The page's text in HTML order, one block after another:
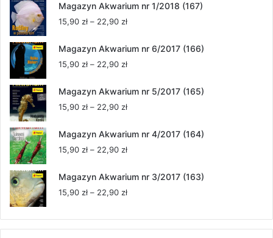
Magazyn Akwarium nr 1/2018 (167)
15,90 zł – 22,90 złZakres
od
Magazyn Akwarium nr 6/2017 (166)
15,90 zł – 22,90 złZakres
od
Magazyn Akwarium nr 5/2017 (165)
15,90 zł – 22,90 złZakres
od
Magazyn Akwarium nr 4/2017 (164)
15,90 zł – 22,90 złZakres
od
Magazyn Akwarium nr 3/2017 (163)
15,90 zł – 22,90 złZakres
od
15,90 zł